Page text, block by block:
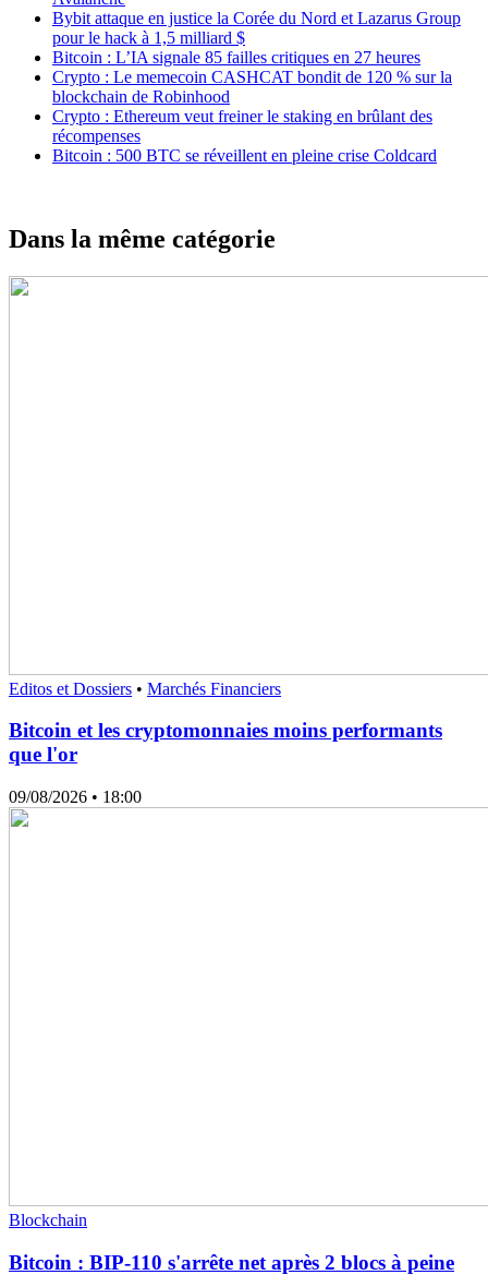
Bybit attaque en justice la Corée du Nord et Lazarus Group
pour le hack à 1,5 milliard $
Bitcoin : L’IA signale 85 failles critiques en 27 heures
Crypto : Le memecoin CASHCAT bondit de 120 % sur la
blockchain de Robinhood
Crypto : Ethereum veut freiner le staking en brûlant des
récompenses
Bitcoin : 500 BTC se réveillent en pleine crise Coldcard
Dans la même catégorie
Editos et Dossiers • Marchés Financiers
Bitcoin et les cryptomonnaies moins performants
que l'or
09/08/2026 • 18:00
Blockchain
Bitcoin : BIP-110 s'arrête net après 2 blocs à peine